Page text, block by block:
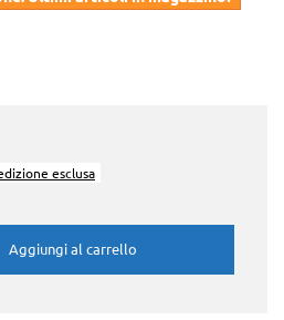
esclusa
Aggiungi al carrello